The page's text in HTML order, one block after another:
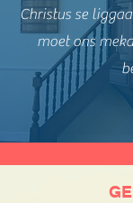
Christus se
moet ons